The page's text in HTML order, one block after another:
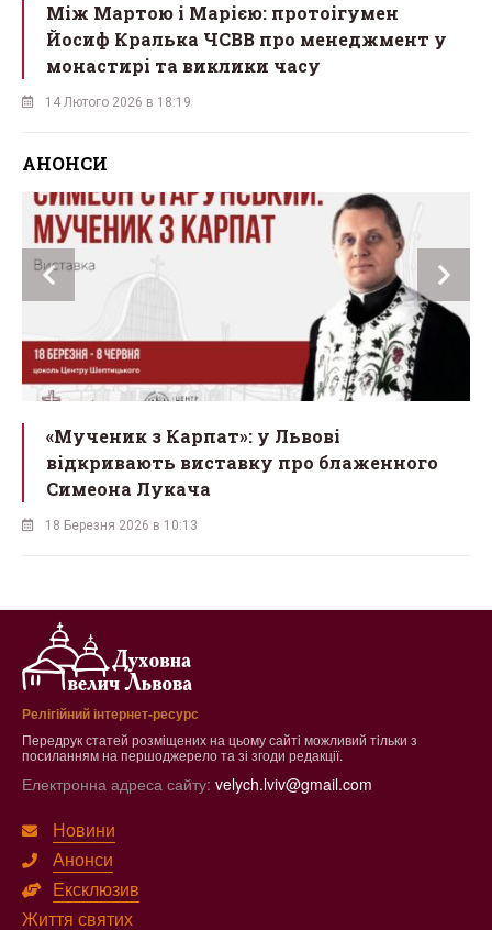
Між Мартою і Марією: протоігумен
Йосиф Кралька ЧСВВ про менеджмент у
монастирі та виклики часу
14 Лютого 2026 в 18:19
АНОНСИ
«Мученик з Карпат»: у Львові
відкривають виставку про блаженного
Симеона Лукача
18 Березня 2026 в 10:13
Релігійний інтернет-ресурс
Передрук статей розміщених на цьому сайті можливий тільки з
посиланням на першоджерело та зі згоди редакції.
Електронна адреса сайту: velych.lviv@gmail.com
Новини
Анонси
Ексклюзив
Життя святих